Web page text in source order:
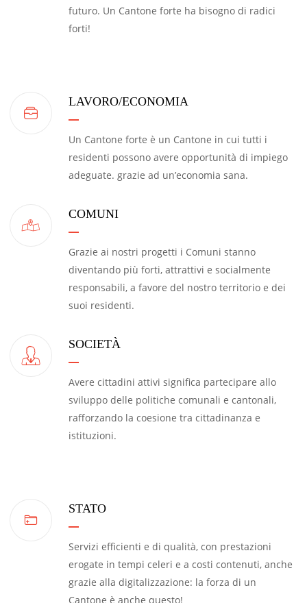
futuro. Un Cantone forte ha bisogno di radici
forti!
LAVORO/ECONOMIA
Un Cantone forte è un Cantone in cui tutti i
residenti possono avere opportunità di impiego
adeguate. grazie ad un’economia sana.
COMUNI
Grazie ai nostri progetti i Comuni stanno
diventando più forti, attrattivi e socialmente
responsabili, a favore del nostro territorio e dei
suoi residenti.
SOCIETÀ
Avere cittadini attivi significa partecipare allo
sviluppo delle politiche comunali e cantonali,
rafforzando la coesione tra cittadinanza e
istituzioni.
STATO
Servizi efficienti e di qualità, con prestazioni
erogate in tempi celeri e a costi contenuti, anche
grazie alla digitalizzazione: la forza di un
Cantone è anche questo!